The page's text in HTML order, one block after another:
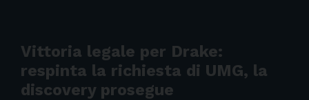
Vittoria legale per Drake:
respinta la richiesta di UMG, la
discovery prosegue